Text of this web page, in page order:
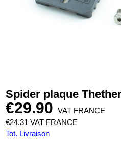
Spider plaque
€29.90
VAT FRANCE
€24.31 VAT FRANCE
Tot. Livraison